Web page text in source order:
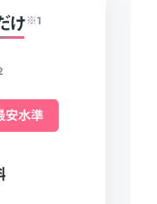
け ※1
安水準